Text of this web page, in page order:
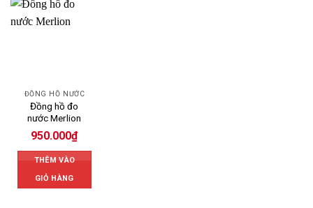
ĐỒNG HỒ NƯỚC
Đồng hồ đo
nước Merlion
950.000₫
THÊM VÀO
GIỎ HÀNG